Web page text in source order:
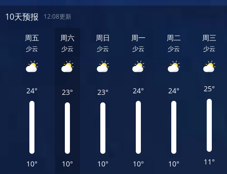
10天预报 12:08更新
周五
少云
24°
10°
周六
少云
23°
10°
周日
少云
23°
10°
周一
少云
24°
10°
周二
少云
24°
10°
周三
少云
25°
11°